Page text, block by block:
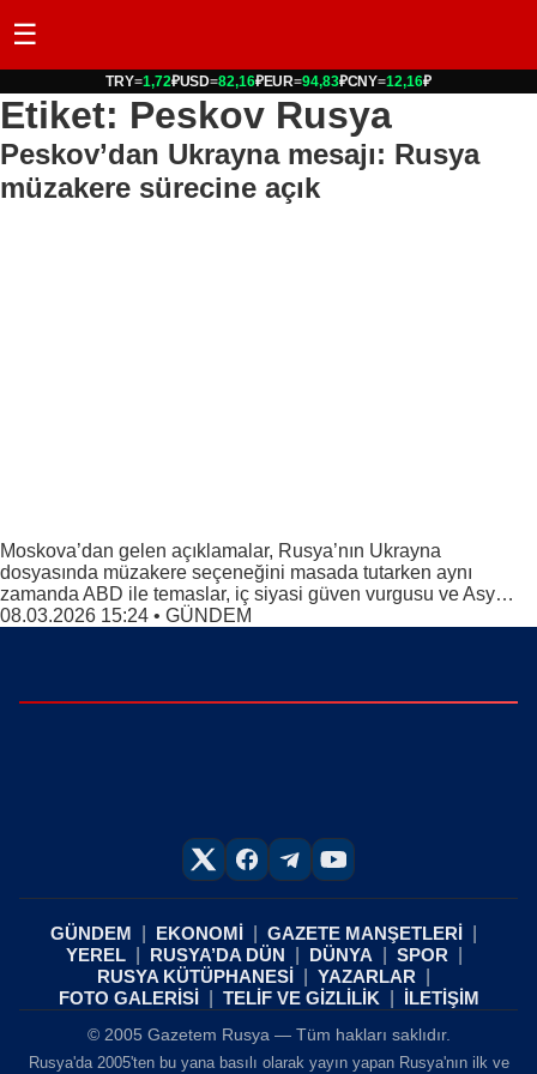
☰
TRY=1,72₽USD=82,16₽EUR=94,83₽CNY=12,16₽
Etiket: Peskov Rusya
Peskov’dan Ukrayna mesajı: Rusya
müzakere sürecine açık
Moskova’dan gelen açıklamalar, Rusya’nın Ukrayna
dosyasında müzakere seçeneğini masada tutarken aynı
zamanda ABD ile temaslar, iç siyasi güven vurgusu ve Asy…
08.03.2026 15:24 • GÜNDEM
GÜNDEM EKONOMİ
GAZETE MANŞETLERİ
YEREL
RUSYA’DA DÜN DÜNYA
SPOR
RUSYA KÜTÜPHANESİ
YAZARLAR
FOTO GALERİSİ
TELİF VE GİZLİLİK İLETİŞİM
© 2005 Gazetem Rusya — Tüm hakları saklıdır.
Rusya'da 2005'ten bu yana basılı olarak yayın yapan Rusya'nın ilk ve